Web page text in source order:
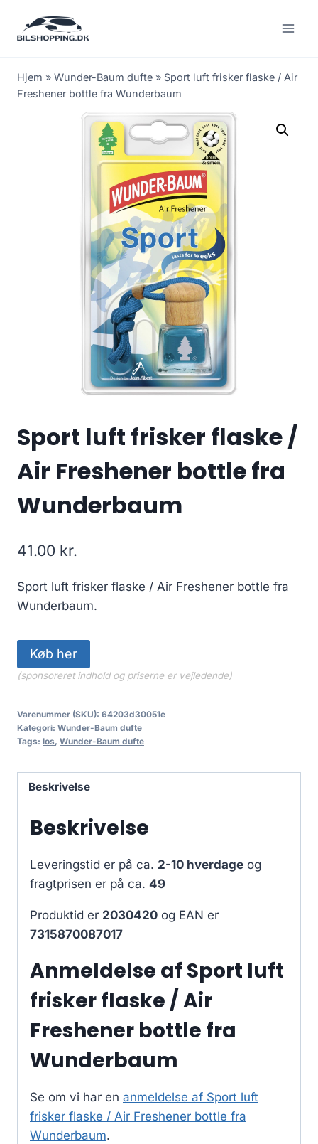
Hjem » Wunder-Baum dufte » Sport luft frisker flaske / Air
Freshener bottle fra Wunderbaum
Sport luft frisker flaske /
Air Freshener bottle fra
Wunderbaum
41.00 kr.
Sport luft frisker flaske / Air Freshener bottle fra
Wunderbaum.
Køb her
(sponsoreret indhold og priserne er vejledende)
Varenummer (SKU): 64203d30051e
Kategori: Wunder-Baum dufte
Tags: los, Wunder-Baum dufte
Beskrivelse
Beskrivelse
Leveringstid er på ca. 2-10 hverdage og
fragtprisen er på ca. 49
Produktid er 2030420 og EAN er
7315870087017
Anmeldelse af Sport luft
frisker flaske / Air
Freshener bottle fra
Wunderbaum
Se om vi har en anmeldelse af Sport luft
frisker flaske / Air Freshener bottle fra
Wunderbaum.